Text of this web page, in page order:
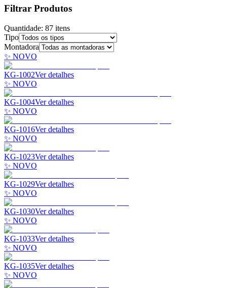
Filtrar Produtos
Quantidade: 87 itens
Tipo
Montadora
✨ NOVO
KG-1002Ver detalhes
✨ NOVO
KG-1004Ver detalhes
✨ NOVO
KG-1016Ver detalhes
✨ NOVO
KG-1023Ver detalhes
✨ NOVO
KG-1029Ver detalhes
✨ NOVO
KG-1030Ver detalhes
✨ NOVO
KG-1033Ver detalhes
✨ NOVO
KG-1035Ver detalhes
✨ NOVO